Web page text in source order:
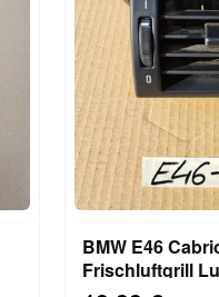
BMW E46
Frischluftgrill